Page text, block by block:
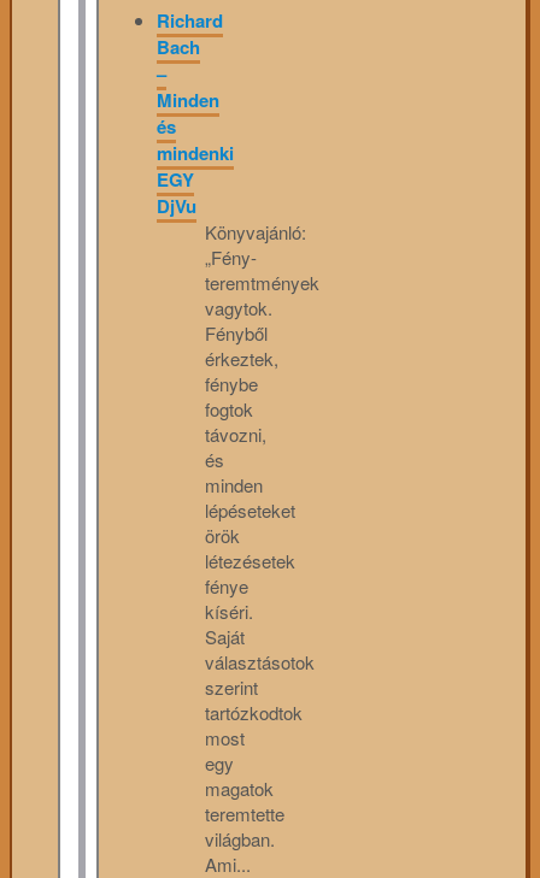
Richard
Bach
–
Minden
és
mindenki
EGY
DjVu
Könyvajánló:
„Fény-
teremtmények
vagytok.
Fényből
érkeztek,
fénybe
fogtok
távozni,
és
minden
lépéseteket
örök
létezésetek
fénye
kíséri.
Saját
választásotok
szerint
tartózkodtok
most
egy
magatok
teremtette
világban.
Ami...